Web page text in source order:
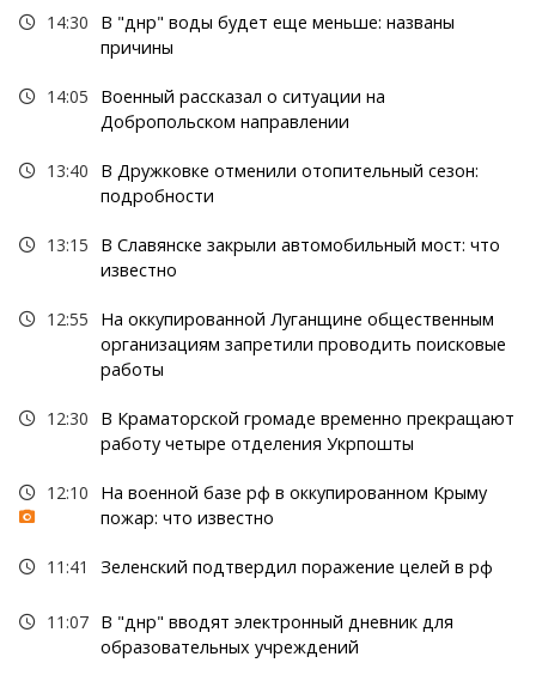
14:30
В "днр" воды будет еще меньше: названы
причины
14:05
Военный рассказал о ситуации на
Добропольском направлении
13:40
В Дружковке отменили отопительный сезон:
подробности
13:15
В Славянске закрыли автомобильный мост: что
известно
12:55
На оккупированной Луганщине общественным
организациям запретили проводить поисковые
работы
12:30
В Краматорской громаде временно прекращают
работу четыре отделения Укрпошты
12:10
На военной базе рф в оккупированном Крыму
пожар: что известно
11:41 Зеленский подтвердил поражение целей в рф
11:07 В "днр" вводят электронный дневник для
образовательных учреждений